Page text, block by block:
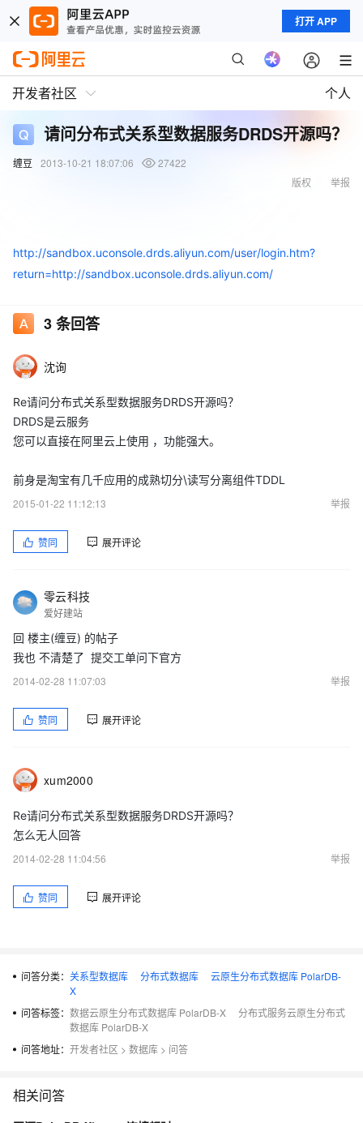
打开 APP
开发者社区 个人
请问分布式关系型数据服务DRDS开源吗？
缠豆 2013-10-21 18:07:06
27422
举报
版权
http://sandbox.uconsole.drds.aliyun.com/user/login.htm?
return=http://sandbox.uconsole.drds.aliyun.com/
3条回答
沈询
Re请问分布式关系型数据服务DRDS开源吗？
DRDS是云服务
您可以直接在阿里云上使用 ，功能强大。
前身是淘宝有几千应用的成熟切分\读写分离组件TDDL
2015-01-22 11:12:13
举报
赞同 展开评论
零云科技
爱好建站
回 楼主(缠豆) 的帖子
我也 不清楚了 提交工单问下官方
2014-02-28 11:07:03
举报
赞同 展开评论
xum2000
Re请问分布式关系型数据服务DRDS开源吗？
怎么无人回答
2014-02-28 11:04:56
举报
赞同 展开评论
问答分类： 关系型数据库 分布式数据库
云原生分布式数据库 PolarDB-
X
问答标签： 数据云原生分布式数据库 PolarDB-X
分布式服务云原生分布式
数据库 PolarDB-X
问答地址： 开发者社区 > 数据库 > 问答
相关问答